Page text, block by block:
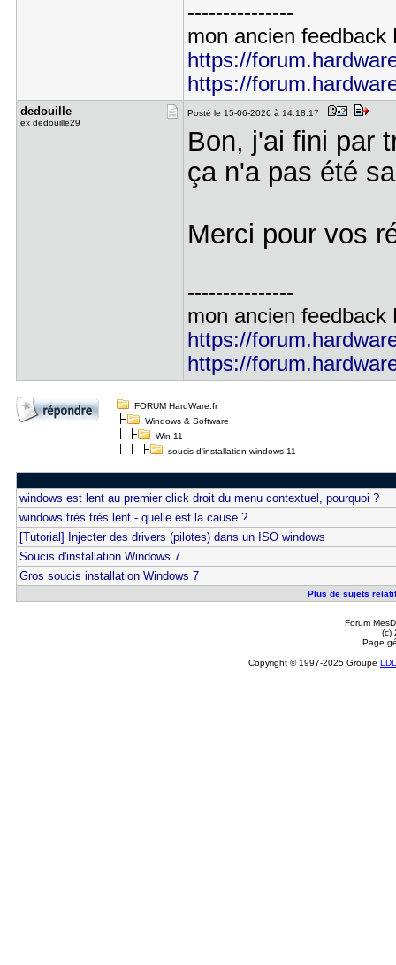
---------------
mon ancien feedback
https://
https://
dedouille
ex dedouille29
Posté le 15-06-2026 à 14:18:17
Bon, j'ai fini par
ça n'a pas été
Merci pour vos
---------------
mon ancien feedback
https://
https://
FORUM HardWare.fr
Windows & Software
Win 11
soucis d'installation windows 11
windows est lent au premier click droit du menu contextuel, pourquoi ?
windows très très lent - quelle est la cause ?
[Tutorial] Injecter des drivers (pilotes) dans un ISO windows
Soucis d'installation Windows 7
Gros soucis installation Windows 7
Plus de sujets
Forum
(c)
Page
Copyright © 1997-2025 Groupe